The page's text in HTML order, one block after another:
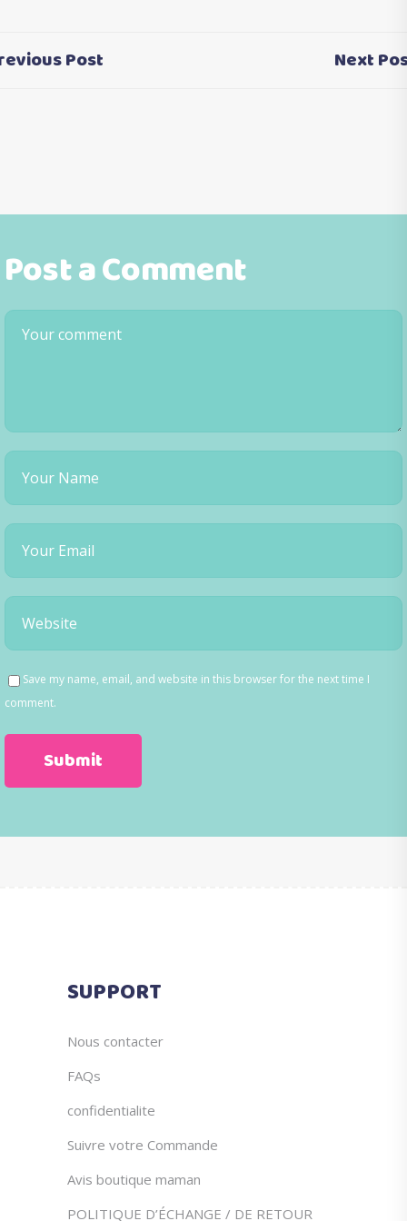
Post Next
Post a Comment
Save my name, email, and website in this browser for the next time I
comment.
SUPPORT
Nous contacter
FAQs
confidentialite
Suivre votre Commande
Avis boutique maman
POLITIQUE D’ÉCHANGE / DE RETOUR